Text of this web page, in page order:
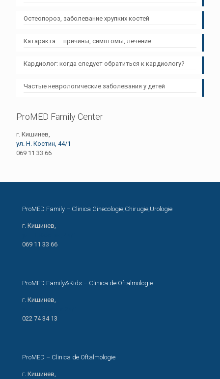
Остеопороз, заболевание хрупких костей
Катаракта — причины, симптомы, лечение
Кардиолог: когда следует обратиться к кардиологу?
Частые неврологические заболевания у детей
ProMED Family Center
г. Кишинев,
ул. Н. Костин, 44/1
069 11 33 66
ProMED Family – Clinica Ginecologie,Chirugie,Urologie
г. Кишинев,
069 11 33 66
ProMED Family&Kids – Clinica de Oftalmologie
г. Кишинев,
022 74 34 13
ProMED – Clinica de Oftalmologie
г. Кишинев,